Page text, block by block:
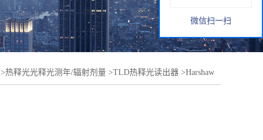
>热释光光释光测年/辐射剂量 >TLD热释光读出器 >Harshaw
微信扫一扫